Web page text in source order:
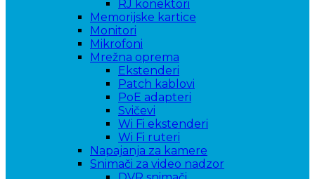
RJ konektori
Memorijske kartice
Monitori
Mikrofoni
Mrežna oprema
Ekstenderi
Patch kablovi
PoE adapteri
Svičevi
Wi Fi ekstenderi
Wi Fi ruteri
Napajanja za kamere
Snimači za video nadzor